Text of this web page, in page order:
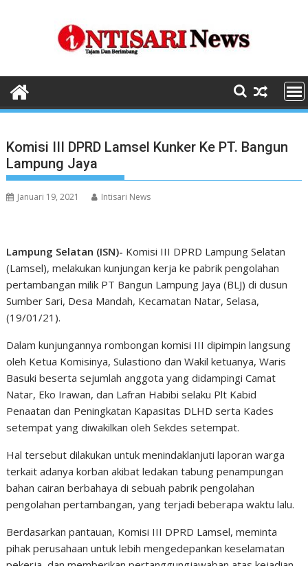
Komisi III DPRD Lamsel Kunker Ke PT. Bangun
Lampung Jaya
Januari 19, 2021 Intisari News
Lampung Selatan (ISN)- Komisi III DPRD Lampung Selatan
(Lamsel), melakukan kunjungan kerja ke pabrik pengolahan
pertambangan milik PT Bangun Lampung Jaya (BLJ) di dusun
Sumber Sari, Desa Mandah, Kecamatan Natar, Selasa,
(19/01/21).
Dalam kunjungannya rombongan komisi III dipimpin langsung
oleh Ketua Komisinya, Sulastiono dan Wakil ketuanya, Waris
Basuki beserta sejumlah anggota yang didampingi Camat
Natar, Eko Irawan, dan Lafran Habibi selaku Plt Kabid
Penaatan dan Peningkatan Kapasitas DLHD serta Kades
setempat yang diwakilkan oleh Sekdes setempat.
Hal tersebut dilakukan untuk menindaklanjuti laporan warga
terkait adanya korban akibat ledakan tabung penampungan
bahan cairan berbahaya di sebuah pabrik pengolahan
pengolahan pertambangan, yang terjadi beberapa waktu lalu.
Berdasarkan pantauan, Komisi III DPRD Lamsel, meminta
pihak perusahaan untuk lebih mengedepankan keselamatan